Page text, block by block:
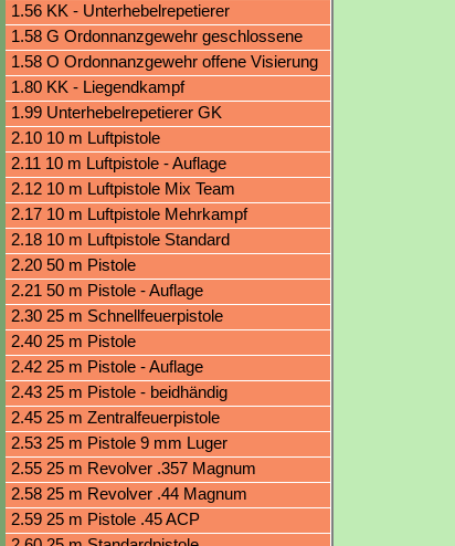
1.56 KK - Unterhebelrepetierer
1.58 G Ordonnanzgewehr geschlossene
Visierung
1.58 O Ordonnanzgewehr offene Visierung
1.80 KK - Liegendkampf
1.99 Unterhebelrepetierer GK
2.10 10 m Luftpistole
2.11 10 m Luftpistole - Auflage
2.12 10 m Luftpistole Mix Team
2.17 10 m Luftpistole Mehrkampf
2.18 10 m Luftpistole Standard
2.20 50 m Pistole
2.21 50 m Pistole - Auflage
2.30 25 m Schnellfeuerpistole
2.40 25 m Pistole
2.42 25 m Pistole - Auflage
2.43 25 m Pistole - beidhändig
2.45 25 m Zentralfeuerpistole
2.53 25 m Pistole 9 mm Luger
2.55 25 m Revolver .357 Magnum
2.58 25 m Revolver .44 Magnum
2.59 25 m Pistole .45 ACP